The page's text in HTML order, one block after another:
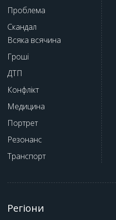
Проблема
Скандал
Всяка всячина
Гроші
ДТП
Конфлікт
Медицина
Портрет
Резонанс
Транспорт
Регіони